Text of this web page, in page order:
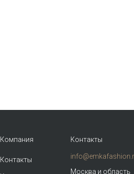
Компания
Контакты
Контакты
Москва и область